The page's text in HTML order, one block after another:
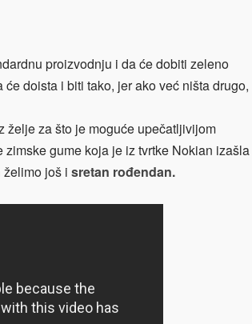
proizvodnju i da će dobiti zeleno
doista i biti tako, jer ako već ništa drugo,
želje za što je moguće upečatljivijom
gume koja je iz tvrtke Nokian izašla
želimo još i sretan rođendan.